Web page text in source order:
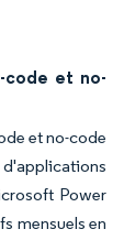
code et no-
et no-code
Power
mensuels en